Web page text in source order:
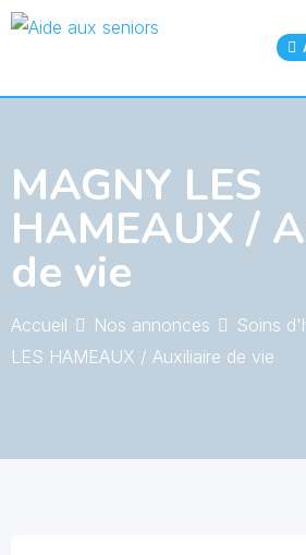
Skip
MAGNY LES
HAMEAUX /
de vie
Accueil Nos annonces Soins
LES HAMEAUX / Auxiliaire de vie